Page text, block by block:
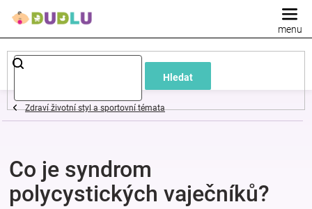
Hledat
Dětské
a
oblečení
Pokojíček
Zdraví životní styl a sportovní témata
Co je syndrom
polycystických vaječníků?